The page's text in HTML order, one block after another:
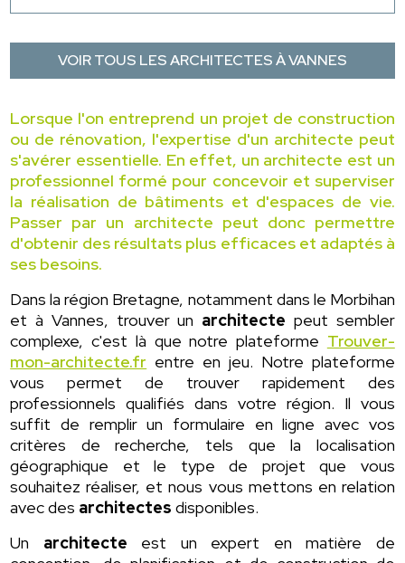
VOIR TOUS LES ARCHITECTES À VANNES
Lorsque l'on entreprend un projet de construction
ou de rénovation, l'expertise d'un architecte peut
s'avérer essentielle. En effet, un architecte est un
professionnel formé pour concevoir et superviser
la réalisation de bâtiments et d'espaces de vie.
Passer par un architecte peut donc permettre
d'obtenir des résultats plus efficaces et adaptés à
ses besoins.
Dans la région Bretagne, notamment dans le Morbihan
et à Vannes, trouver un architecte peut sembler
complexe, c'est là que notre plateforme Trouver-
mon-architecte.fr entre en jeu. Notre plateforme
vous permet de trouver rapidement des
professionnels qualifiés dans votre région. Il vous
suffit de remplir un formulaire en ligne avec vos
critères de recherche, tels que la localisation
géographique et le type de projet que vous
souhaitez réaliser, et nous vous mettons en relation
avec des architectes disponibles.
Un architecte est un expert en matière de